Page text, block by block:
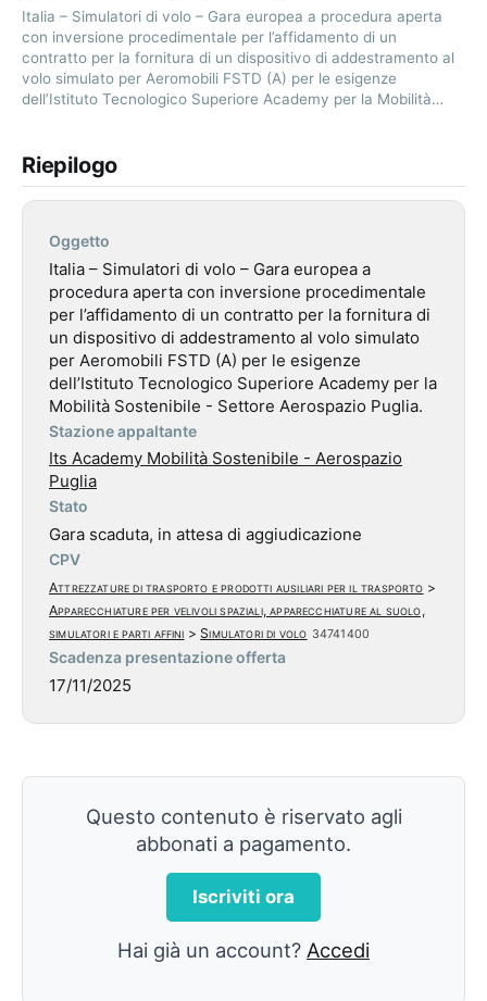
Italia – Simulatori di volo – Gara europea a procedura aperta
con inversione procedimentale per l’affidamento di un
contratto per la fornitura di un dispositivo di addestramento al
volo simulato per Aeromobili FSTD (A) per le esigenze
dell’Istituto Tecnologico Superiore Academy per la Mobilità…
Riepilogo
Oggetto
Italia – Simulatori di volo – Gara europea a
procedura aperta con inversione procedimentale
per l’affidamento di un contratto per la fornitura di
un dispositivo di addestramento al volo simulato
per Aeromobili FSTD (A) per le esigenze
dell’Istituto Tecnologico Superiore Academy per la
Mobilità Sostenibile - Settore Aerospazio Puglia.
Stazione appaltante
Its Academy Mobilità Sostenibile - Aerospazio
Puglia
Stato
Gara scaduta, in attesa di aggiudicazione
CPV
Attrezzature di trasporto e prodotti ausiliari per il trasporto >
Apparecchiature per velivoli spaziali, apparecchiature al suolo,
simulatori e parti affini > Simulatori di volo 34741400
Scadenza presentazione offerta
17/11/2025
Questo contenuto è riservato agli
abbonati a pagamento.
Iscriviti ora
Hai già un account? Accedi